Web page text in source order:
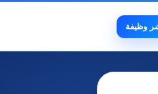
وظيفة